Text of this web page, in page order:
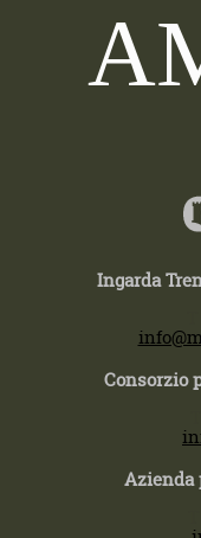
Ingarda
Consorzio
Azienda